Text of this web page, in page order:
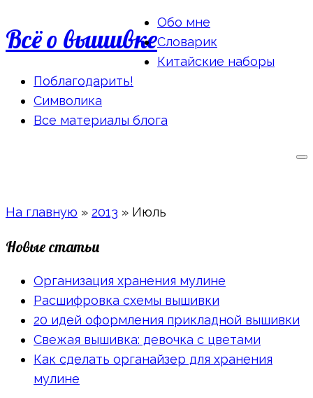
Всё о вышивке
Обо мне
Словарик
Китайские наборы
Поблагодарить!
Символика
Все материалы блога
На главную » 2013 » Июль
Новые статьи
Организация хранения мулине
Расшифровка схемы вышивки
20 идей оформления прикладной вышивки
Свежая вышивка: девочка с цветами
Как сделать органайзер для хранения
мулине